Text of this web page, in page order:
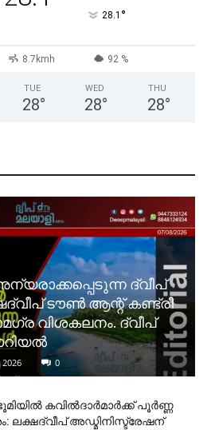
28.1 °
8.7kmh 92 %
TUE
28°
WED
28°
THU
28°
ദ്വീപ്
ടൗൺ ആന്റ് കണ്ട്രി
വിശകലനം. ദ്വീപ്
0
കവിൽദാർമാർക്ക് പൂർണ്ണ
ലക്ഷദ്വീപ് അഡ്മിനിസ്ട്രേഷന്